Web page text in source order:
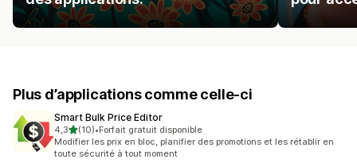
Plus d’applications comme celle-ci
Smart Bulk Price Editor
4,3étoile(s) sur 5
(10)
10 avis au total
•Forfait gratuit disponible
Modifier les prix en bloc, planifier des promotions et les rétablir en
toute sécurité à tout moment